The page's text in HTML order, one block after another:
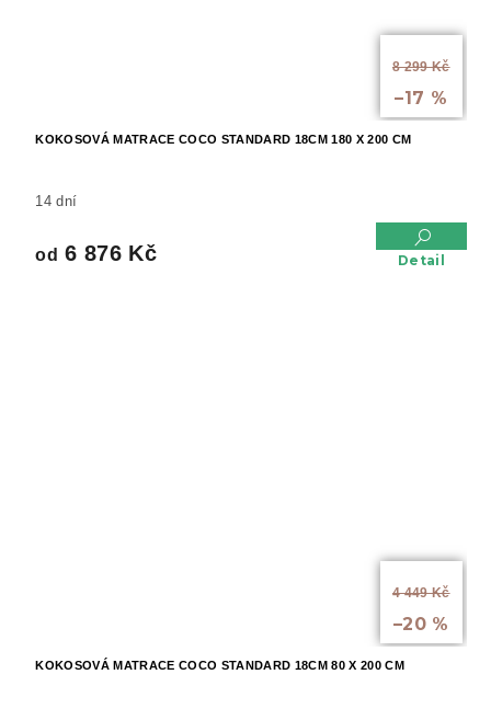
8 299 Kč
–17 %
KOKOSOVÁ MATRACE COCO STANDARD 18CM 180 X 200 CM
14 dní
od 6 876 Kč Detail
4 449 Kč
–20 %
KOKOSOVÁ MATRACE COCO STANDARD 18CM 80 X 200 CM